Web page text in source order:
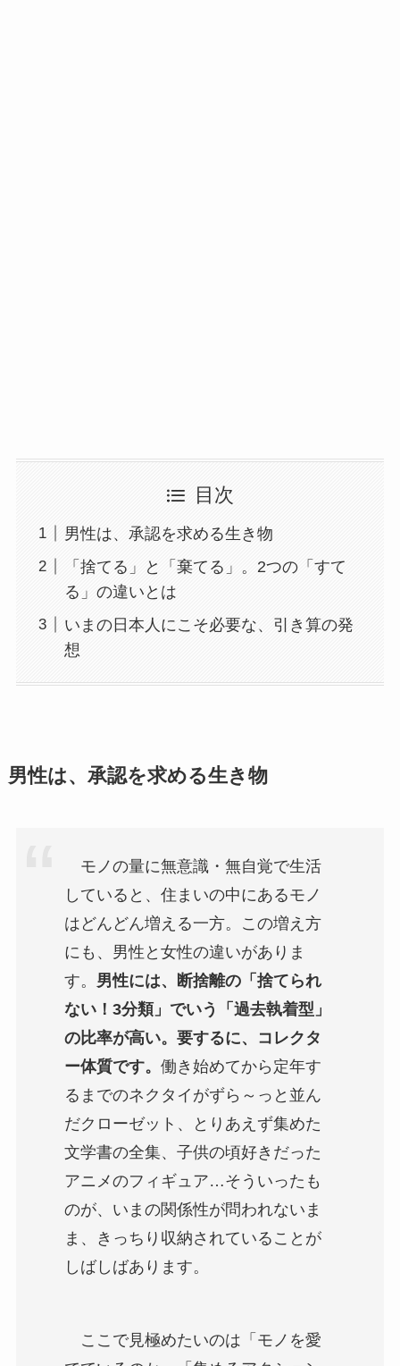
目次
男性は、承認を求める生き物
「捨てる」と「棄てる」。2つの「すて
る」の違いとは
いまの日本人にこそ必要な、引き算の発
想
男性は、承認を求める生き物
モノの量に無意識・無自覚で生活
していると、住まいの中にあるモノ
はどんどん増える一方。この増え方
にも、男性と女性の違いがありま
す。 男性には、断捨離の「捨てられ
ない！3分類」でいう「過去執着型」
の比率が高い。要するに、コレクタ
ー体質です。 働き始めてから定年す
るまでのネクタイがずら～っと並ん
だクローゼット、とりあえず集めた
文学書の全集、子供の頃好きだった
アニメのフィギュア…そういったも
のが、いまの関係性が問われないま
ま、きっちり収納されていることが
しばしばあります。
ここで見極めたいのは「モノを愛